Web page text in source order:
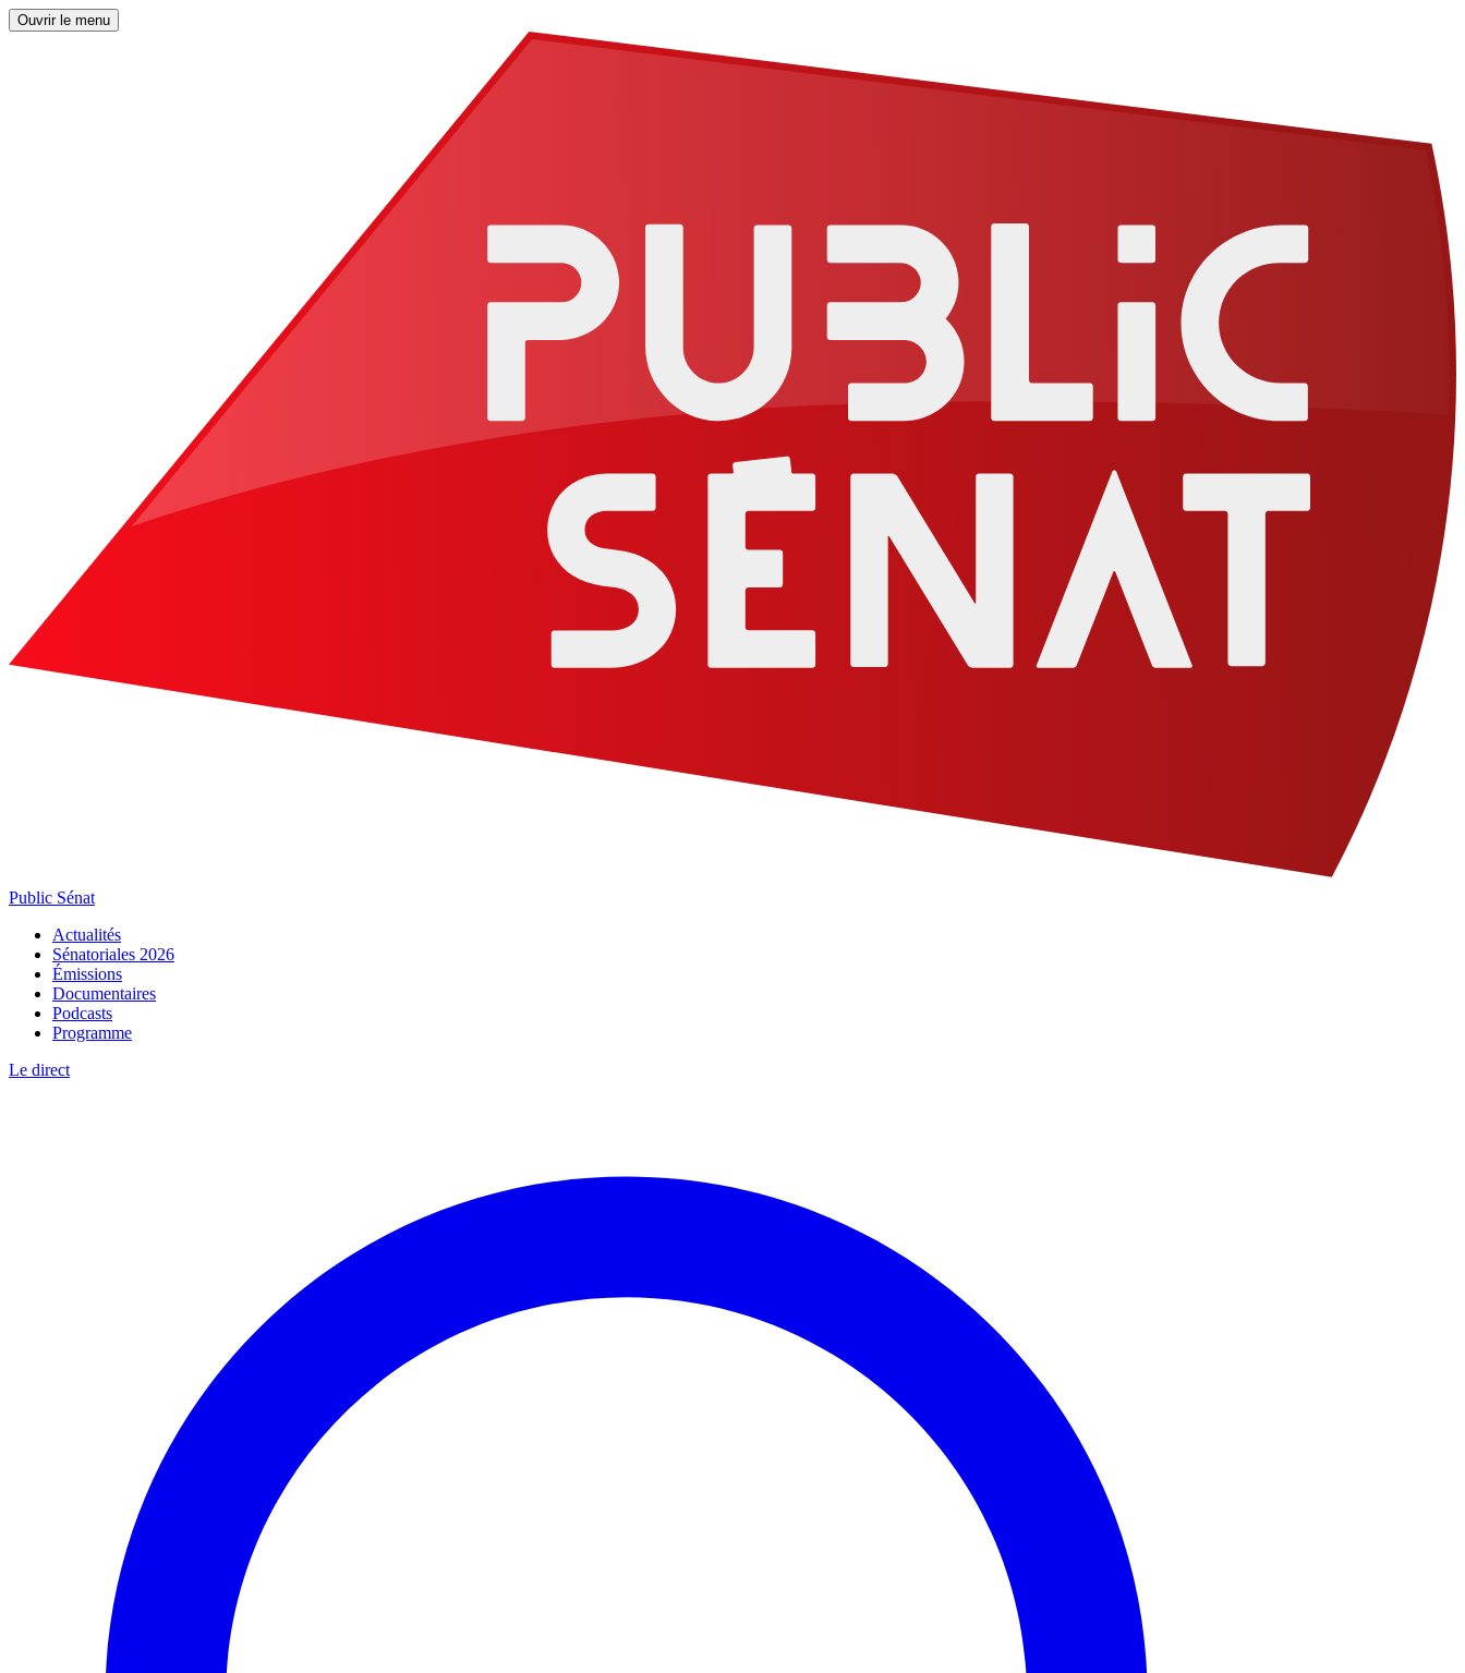
Ouvrir le menu
Public Sénat
Actualités
Sénatoriales 2026
Émissions
Documentaires
Podcasts
Programme
Le direct